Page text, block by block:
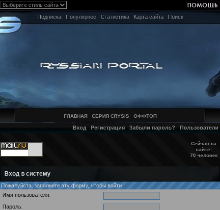
Подписка Популярное Статистика Карта сайта Поиск
ГЛАВНАЯ СЕРИЯ CRYSIS ОФФТОП
Вход Регистрация Забыли пароль? Пользователи
Сейчас на
сайте:
70 человек
Вход в систему
Пожалуйста, заполните эту форму, чтобы войти
Имя пользователя:
Пароль: